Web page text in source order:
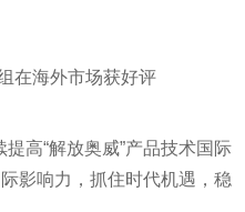
在海外市场获好评
高“解放奥威”产品技术国际
影响力，抓住时代机遇，稳